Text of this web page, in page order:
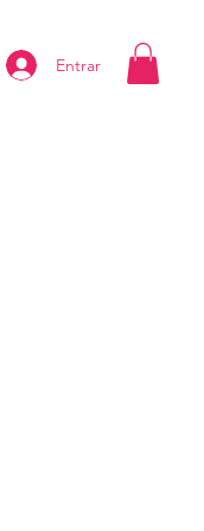
Entrar